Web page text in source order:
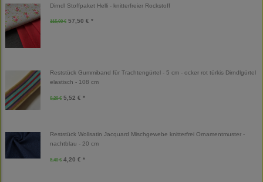
Dirndl Stoffpaket Helli - knitterfreier Rockstoff
115,00 € 57,50 € *
Reststück Gummiband für Trachtengürtel - 5 cm - ocker rot türkis Dirndlgürtel
elastisch - 108 cm
9,20 € 5,52 € *
Reststück Wollsatin Jacquard Mischgewebe knitterfrei Ornamentmuster -
nachtblau - 20 cm
8,40 € 4,20 € *